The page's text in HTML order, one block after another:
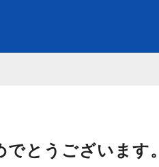
とうございます。